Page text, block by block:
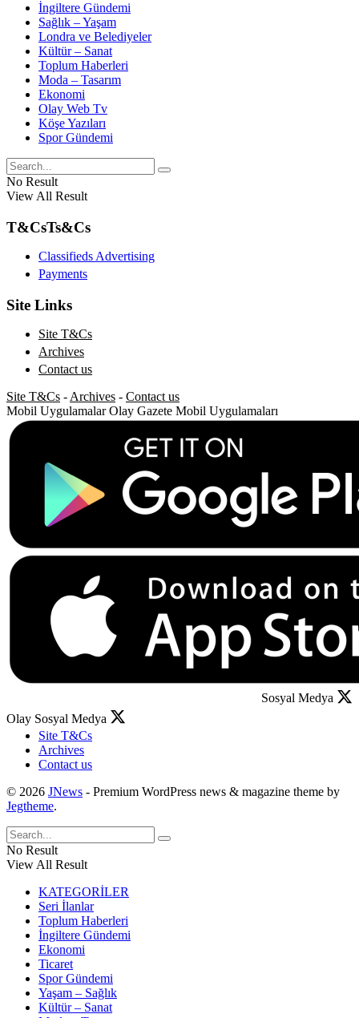
İngiltere Gündemi
Sağlık – Yaşam
Londra ve Belediyeler
Kültür – Sanat
Toplum Haberleri
Moda – Tasarım
Ekonomi
Olay Web Tv
Köşe Yazıları
Spor Gündemi
No Result
View All Result
T&CsTs&Cs
Classifieds Advertising
Payments
Site Links
Site T&Cs
Archives
Contact us
Site T&Cs - Archives - Contact us
Mobil Uygulamalar Olay Gazete Mobil Uygulamaları
Sosyal Medya
Olay Sosyal Medya
Site T&Cs
Archives
Contact us
© 2026 JNews - Premium WordPress news & magazine theme by
Jegtheme.
No Result
View All Result
KATEGORİLER
Seri İlanlar
Toplum Haberleri
İngiltere Gündemi
Ekonomi
Ticaret
Spor Gündemi
Yaşam – Sağlık
Kültür – Sanat